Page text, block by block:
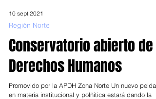
10 sept 2021
Región Norte
Conservatorio abierto de
Derechos Humanos
Promovido por la APDH Zona Norte Un nuevo
en materia institucional y polñitica estará dando la